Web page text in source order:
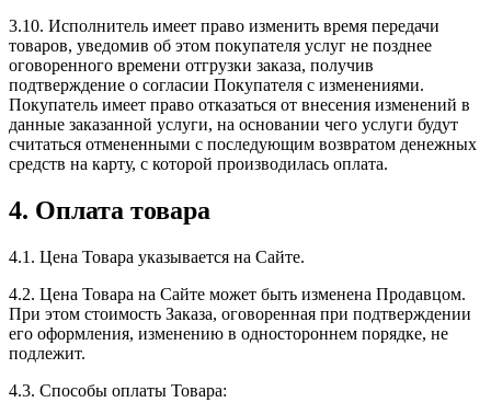
3.10. Исполнитель имеет право изменить время передачи
товаров, уведомив об этом покупателя услуг не позднее
оговоренного времени отгрузки заказа, получив
подтверждение о согласии Покупателя с изменениями.
Покупатель имеет право отказаться от внесения изменений в
данные заказанной услуги, на основании чего услуги будут
считаться отмененными с последующим возвратом денежных
средств на карту, с которой производилась оплата.
4. Оплата товара
4.1. Цена Товара указывается на Сайте.
4.2. Цена Товара на Сайте может быть изменена Продавцом.
При этом стоимость Заказа, оговоренная при подтверждении
его оформления, изменению в одностороннем порядке, не
подлежит.
4.3. Способы оплаты Товара: